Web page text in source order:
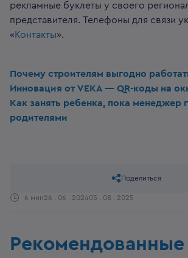
рекламные буклеты у своего
представителя. Телефоны для связи
« Контакты».
Почему строителям выгодно
Инновация от VEKA — QR-коды на
Как занять ребенка, пока менеджер
родителями
6 мин26 . 06 . 202405 . 08 . 2025
Поделиться
Рекомендованные